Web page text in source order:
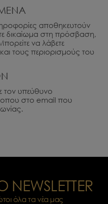
αποθηκευτούν
δικαίωμα στη πρόσβαση,
να λάβετε
τους περιορισμούς του
τον υπεύθυνο
στο email που
όλα τα νέα μας